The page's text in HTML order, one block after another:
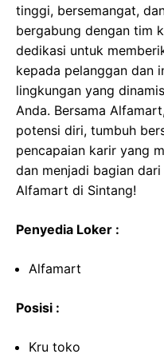
tinggi, bersemangat,
bergabung dengan tim
dedikasi untuk
kepada pelanggan dan
lingkungan yang
Anda. Bersama
potensi diri, tumbuh
pencapaian karir yang
dan menjadi bagian
Alfamart di Sintang!
Penyedia Loker :
Alfamart
Posisi :
Kru toko